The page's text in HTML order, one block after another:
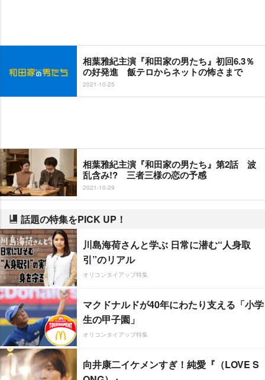
相葉雅紀主演『和田家の男たち』初回6.3％
の好発進 飯テロからネットの怖さまで
2021-10-25
相葉雅紀主演『和田家の男たち』第2話 波
乱含み!? 三者三様の恋の予感
2021-10-29
話題の特集をPICK UP！
川島海荷さんと学ぶ 日常に潜む“人身取
引”のリアル
オリコンタイアップ特集
マクドナルドが40年にわたり支える「小学
生の甲子園」
オリコンタイアップ特集
向井康二イケメンすぎ！純愛『（LOVE S